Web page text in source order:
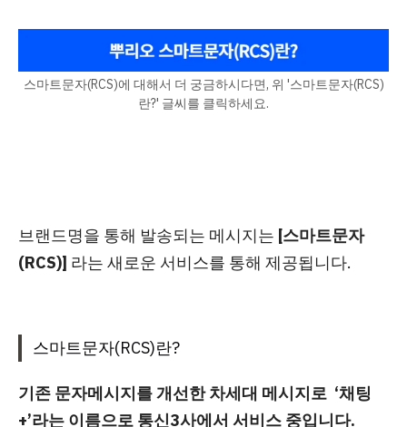
스마트문자(RCS)에 대해서 더 궁금하시다면, 위 '스마트문자(RCS)
란?' 글씨를 클릭하세요.
브랜드명을 통해 발송되는 메시지는 [스마트문자
(RCS)] 라는 새로운 서비스를 통해 제공됩니다.
스마트문자(RCS)란?
기존 문자메시지를 개선한 차세대 메시지로 ‘채팅
+’라는 이름으로 통신3사에서 서비스 중입니다.